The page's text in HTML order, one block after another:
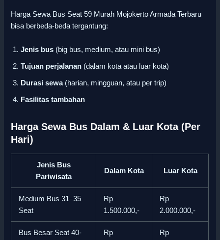
Harga Sewa Bus Seat 59 Murah Mojokerto Armada Terbaru
bisa berbeda-beda tergantung:
Jenis bus (big bus, medium, atau mini bus)
Tujuan perjalanan (dalam kota atau luar kota)
Durasi sewa(harian, mingguan, atau per trip)
Fasilitas tambahan
Harga Sewa Bus Dalam & Luar Kota (Per
Hari)
Jenis Bus
Pariwisata
Dalam Kota Luar Kota
Medium Bus 31–35
Seat
Rp
1.500.000,-
Rp
2.000.000,-
Bus Besar Seat 40-
Rp
Rp